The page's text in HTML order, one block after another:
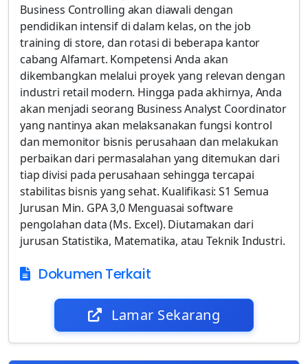
Business Controlling akan diawali dengan
pendidikan intensif di dalam kelas, on the job
training di store, dan rotasi di beberapa kantor
cabang Alfamart. Kompetensi Anda akan
dikembangkan melalui proyek yang relevan dengan
industri retail modern. Hingga pada akhirnya, Anda
akan menjadi seorang Business Analyst Coordinator
yang nantinya akan melaksanakan fungsi kontrol
dan memonitor bisnis perusahaan dan melakukan
perbaikan dari permasalahan yang ditemukan dari
tiap divisi pada perusahaan sehingga tercapai
stabilitas bisnis yang sehat. Kualifikasi: S1 Semua
Jurusan Min. GPA 3,0 Menguasai software
pengolahan data (Ms. Excel). Diutamakan dari
jurusan Statistika, Matematika, atau Teknik Industri.
Dokumen Terkait
Lamar Sekarang